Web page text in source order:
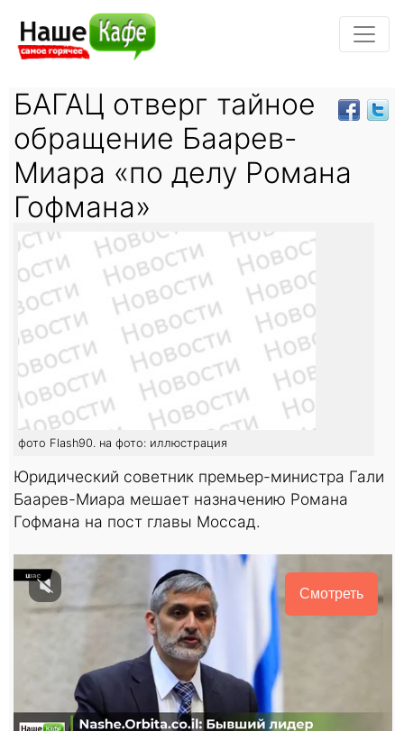
БАГАЦ отверг тайное
обращение Баарев-
Миара «по делу Романа
Гофмана»
фото Flash90. на фото: иллюстрация
Юридический советник премьер-министра Гали
Баарев-Миара мешает назначению Романа
Гофмана на пост главы Моссад.
Смотреть